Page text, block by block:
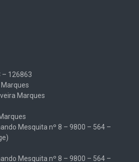
– 126863
Marques
Mesquita nº 8 – 9800 – 564 –
Mesquita nº 8 – 9800 – 564 –